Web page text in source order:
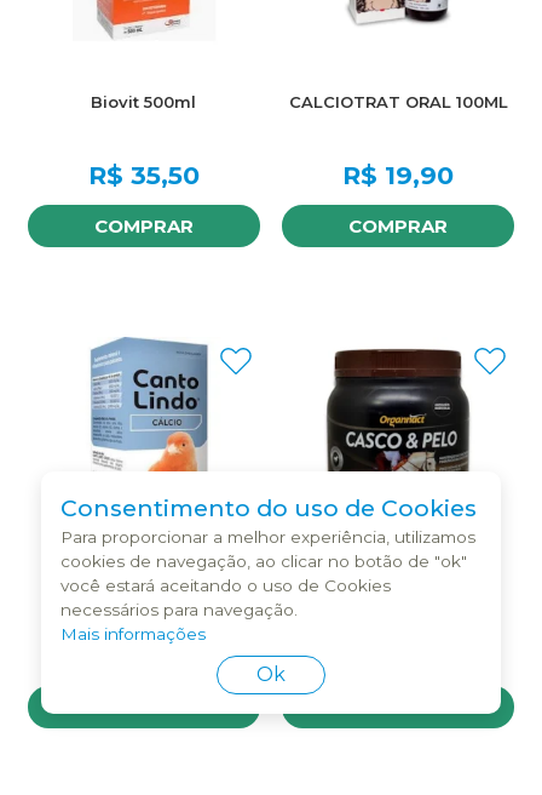
Biovit 500ml
R$ 35,50
COMPRAR
CALCIOTRAT ORAL 100ML
R$ 19,90
COMPRAR
CANTO LINDO CALCIO
20ML
CASCO E PELO 500GR
Consentimento do uso de Cookies
Para proporcionar a melhor experiência, utilizamos
cookies de navegação, ao clicar no botão de "ok"
você estará aceitando o uso de Cookies
necessários para navegação.
Mais informações
Ok